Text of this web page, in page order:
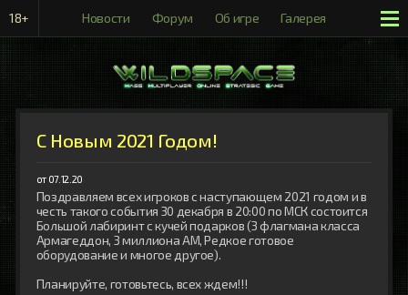
18+ Новости Форум Об игре Галерея
С Новым 2021 Годом!
от 07.12.20
Поздравляем всех игроков с наступающем 2021 годом и в
честь такого события 30 декабря в 20:00 по МСК состоится
Большой лабиринт с кучей подарков (3 флагмана класса
Армагеддон, 3 миллиона АМ, Редкое готовое
оборудование и многое другое).
Планируйте, готовьтесь, всех ждем!!!